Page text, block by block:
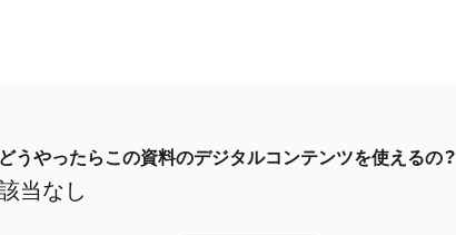
どうやったらこの資料のデジタルコンテンツを使えるの？
当なし